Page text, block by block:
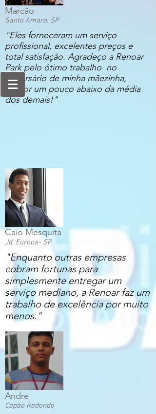
Marcão
Santo Amaro, SP
"Eles forneceram um serviço
profissional, excelentes preços e
total satisfação. Agradeço a Renoar
Park pelo ótimo trabalho no
aniversário de minha mãezinha,
o valor um pouco abaixo da média
dos demais!"
Caio Mesquita
Jd. Europa- SP
​"Enquanto outras empresas
cobram fortunas para
simplesmente entregar um
serviço mediano, a Renoar faz um
trabalho de excelência por muito
menos."
Andre
Capão Redondo